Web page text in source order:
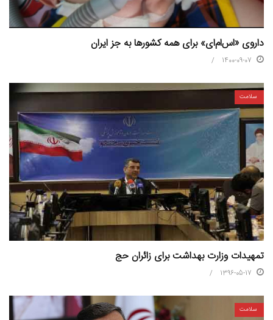
داروی «اس‌ام‌ای» برای همه کشورها به جز ایران
1400-09-07
سلامت
تمهیدات وزارت بهداشت برای زائران حج
1396-05-17
سلامت